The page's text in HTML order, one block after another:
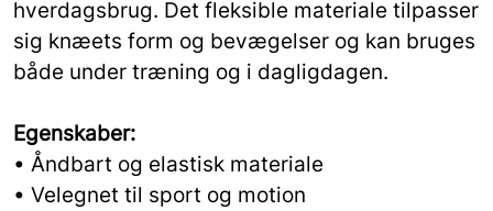
hverdagsbrug. Det fleksible materiale tilpasser
sig knæets form og bevægelser og kan bruges
både under træning og i dagligdagen.
Egenskaber:
• Åndbart og elastisk materiale
• Velegnet til sport og motion